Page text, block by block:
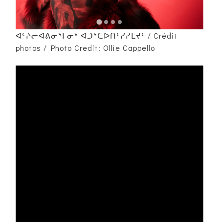
ᐊᑦᔨᓕᐊᕕᓂᕐᒥᓂᒃ ᐊᑐᕐᑕᐅᑎᑦᓯᓯᒪᔪᑦ / Crédit
photos / Photo Credit: Ollie Cappello